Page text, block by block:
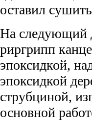
оставил
На следующий
риргрипп
эпоксидкой,
эпоксидкой
струбциной,
основной